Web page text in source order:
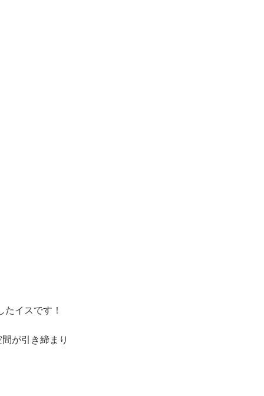
イスです！
が引き締まり